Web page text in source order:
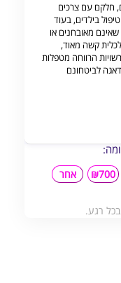
חלקם עם צרכים
בילדים, בעוד
מאובחנים או
קשה מאוד,
הרווחה מטפלות
לביטחונם
₪700
אחר
רגע.